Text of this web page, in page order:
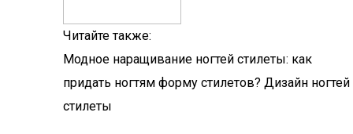
Читайте также:
Модное наращивание ногтей стилеты: как
придать ногтям форму стилетов? Дизайн ногтей
стилеты